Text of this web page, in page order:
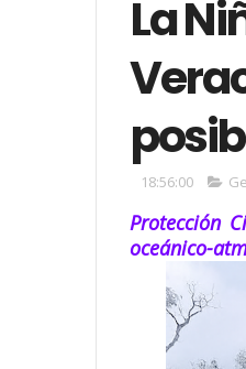
La
18:56:00
Protección
oceánico-